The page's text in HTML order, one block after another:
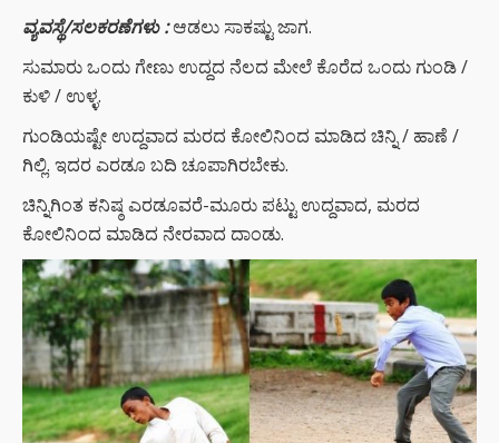
ವ್ಯವಸ್ಥೆ/ಸಲಕರಣೆಗಳು : ಆಡಲು ಸಾಕಷ್ಟು ಜಾಗ.
ಸುಮಾರು ಒಂದು ಗೇಣು ಉದ್ದದ ನೆಲದ ಮೇಲೆ ಕೊರೆದ ಒಂದು ಗುಂಡಿ /
ಕುಳಿ / ಉಳ್ಳ.
ಗುಂಡಿಯಷ್ಟೇ ಉದ್ದವಾದ ಮರದ ಕೋಲಿನಿಂದ ಮಾಡಿದ ಚಿನ್ನಿ / ಹಾಣೆ /
ಗಿಲ್ಲಿ. ಇದರ ಎರಡೂ ಬದಿ ಚೂಪಾಗಿರಬೇಕು.
ಚಿನ್ನಿಗಿಂತ ಕನಿಷ್ಠ ಎರಡೂವರೆ-ಮೂರು ಪಟ್ಟು ಉದ್ದವಾದ, ಮರದ
ಕೋಲಿನಿಂದ ಮಾಡಿದ ನೇರವಾದ ದಾಂಡು.